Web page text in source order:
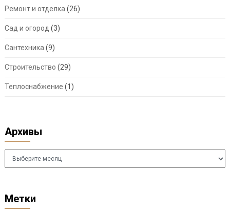
Ремонт и отделка (26)
Сад и огород (3)
Сантехника (9)
Строительство (29)
Теплоснабжение (1)
Архивы
Архивы
Метки